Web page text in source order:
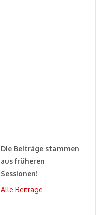
Die Beiträge stammen
aus früheren
Sessionen!
Alle Beiträge